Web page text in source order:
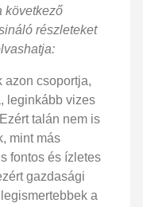
következő
részleteket
azon csoportja,
leginkább vizes
talán nem is
mint más
fontos és ízletes
gazdasági
a